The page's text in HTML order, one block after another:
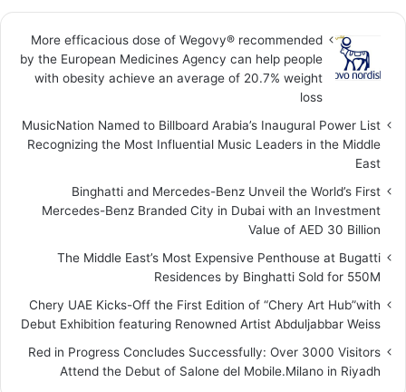
More efficacious dose of Wegovy®️ recommended
by the European Medicines Agency can help people
with obesity achieve an average of 20.7% weight
loss
MusicNation Named to Billboard Arabia’s Inaugural Power List
Recognizing the Most Influential Music Leaders in the Middle
East
Binghatti and Mercedes-Benz Unveil the World’s First
Mercedes-Benz Branded City in Dubai with an Investment
Value of AED 30 Billion
The Middle East’s Most Expensive Penthouse at Bugatti
Residences by Binghatti Sold for 550M
Chery UAE Kicks-Off the First Edition of “Chery Art Hub”with
Debut Exhibition featuring Renowned Artist Abduljabbar Weiss
Red in Progress Concludes Successfully: Over 3000 Visitors
Attend the Debut of Salone del Mobile.Milano in Riyadh